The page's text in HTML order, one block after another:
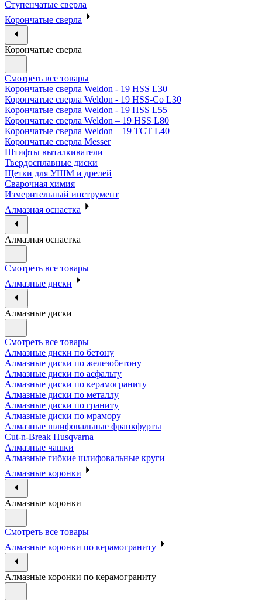
Ступенчатые сверла
Корончатые сверла
Корончатые сверла
Смотреть все товары
Корончатые сверла Weldon - 19 HSS L30
Корончатые сверла Weldon - 19 HSS-Co L30
Корончатые сверла Weldon - 19 HSS L55
Корончатые сверла Weldon – 19 HSS L80
Корончатые сверла Weldon – 19 TCT L40
Корончатые сверла Messer
Штифты выталкиватели
Твердосплавные диски
Щетки для УШМ и дрелей
Сварочная химия
Измерительный инструмент
Алмазная оснастка
Алмазная оснастка
Смотреть все товары
Алмазные диски
Алмазные диски
Смотреть все товары
Алмазные диски по бетону
Алмазные диски по железобетону
Алмазные диски по асфальту
Алмазные диски по керамограниту
Алмазные диски по металлу
Алмазные диски по граниту
Алмазные диски по мрамору
Алмазные шлифовальные франкфурты
Cut-n-Break Husqvarna
Алмазные чашки
Алмазные гибкие шлифовальные круги
Алмазные коронки
Алмазные коронки
Смотреть все товары
Алмазные коронки по керамограниту
Алмазные коронки по керамограниту